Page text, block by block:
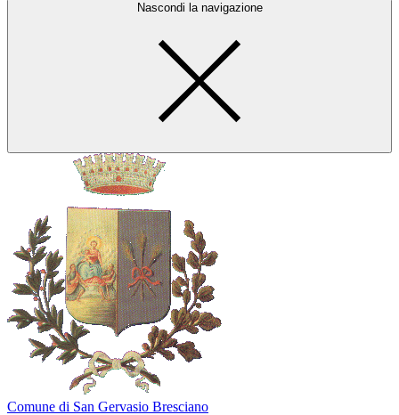
Nascondi la navigazione
Comune di San Gervasio Bresciano